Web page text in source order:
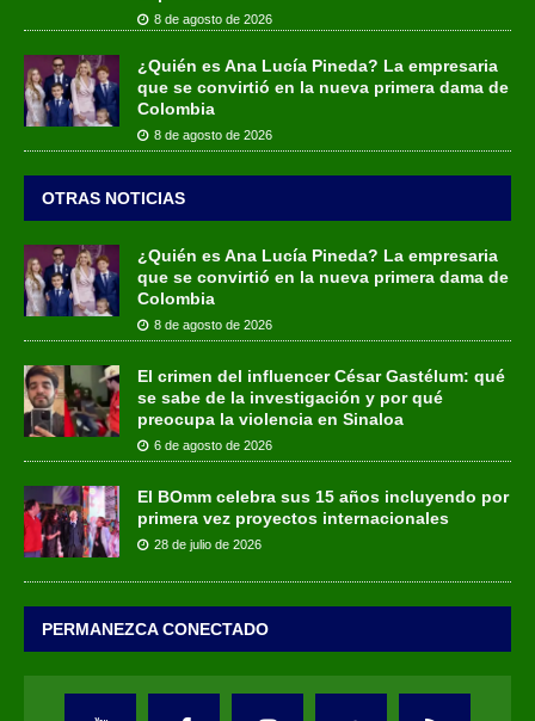
8 de agosto de 2026
¿Quién es Ana Lucía Pineda? La empresaria
que se convirtió en la nueva primera dama de
Colombia
8 de agosto de 2026
OTRAS NOTICIAS
¿Quién es Ana Lucía Pineda? La empresaria
que se convirtió en la nueva primera dama de
Colombia
8 de agosto de 2026
El crimen del influencer César Gastélum: qué
se sabe de la investigación y por qué
preocupa la violencia en Sinaloa
6 de agosto de 2026
El BOmm celebra sus 15 años incluyendo por
primera vez proyectos internacionales
28 de julio de 2026
PERMANEZCA CONECTADO